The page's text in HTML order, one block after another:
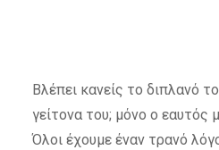
Βλέπει κανείς το διπλανό
γείτονα του; μόνο ο εαυτός
Όλοι έχουμε έναν τρανό